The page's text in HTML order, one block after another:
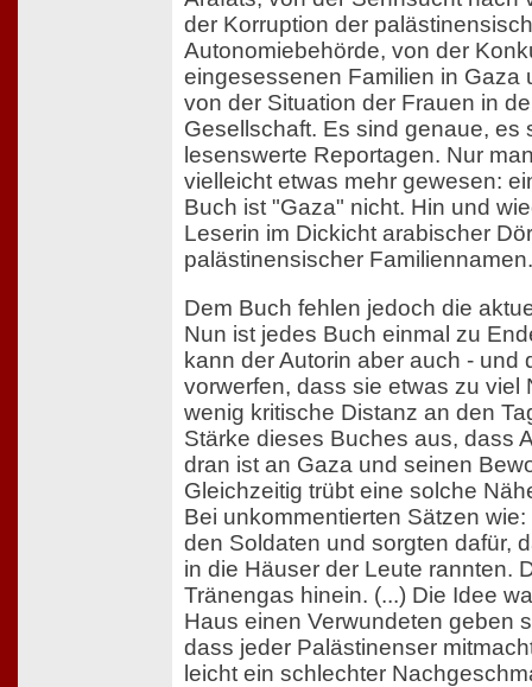
der Korruption der
Autonomiebehörde, von der
eingesessenen Familien in Gaza
von der Situation der Frauen in
Gesellschaft. Es sind genaue, es
lesenswerte Reportagen. Nur
vielleicht etwas mehr gewesen:
Buch ist "Gaza" nicht. Hin und
Leserin im Dickicht arabischer
palästinensischer Familiennamen.
Dem Buch fehlen jedoch die
Nun ist jedes Buch einmal zu
kann der Autorin aber auch - und
vorwerfen, dass sie etwas zu viel
wenig kritische Distanz an den
Stärke dieses Buches aus, dass
dran ist an Gaza und seinen
Gleichzeitig trübt eine solche
Bei unkommentierten Sätzen
den Soldaten und sorgten dafür,
in die Häuser der Leute rannten.
Tränengas hinein. (...) Die Idee
Haus einen Verwundeten geben
dass jeder Palästinenser
leicht ein schlechter